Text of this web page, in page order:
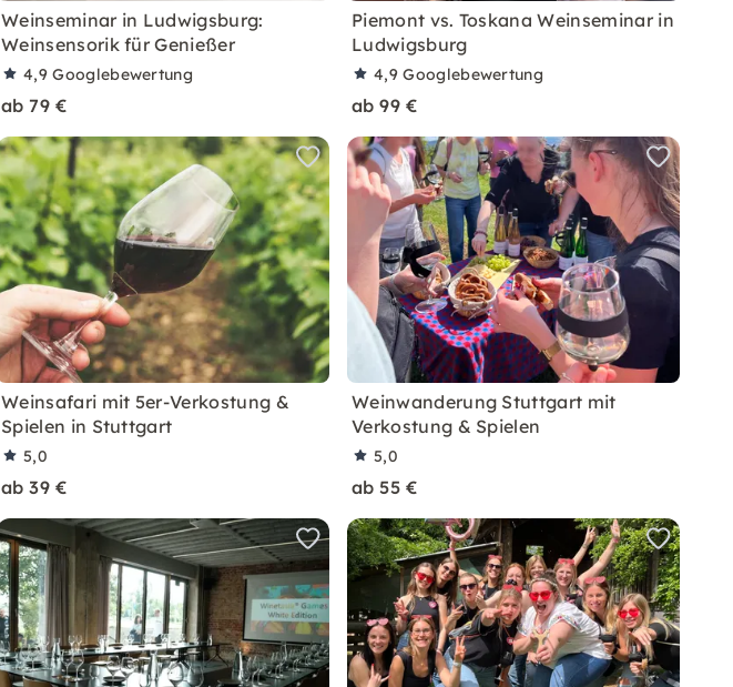
Weinseminar in Ludwigsburg:
Weinsensorik für Genießer
4,9Googlebewertung
ab 79 €
Piemont vs. Toskana Weinseminar in
Ludwigsburg
4,9Googlebewertung
ab 99 €
Weinsafari mit 5er-Verkostung &
Spielen in Stuttgart
5,0
ab 39 €
Weinwanderung Stuttgart mit
Verkostung & Spielen
5,0
ab 55 €